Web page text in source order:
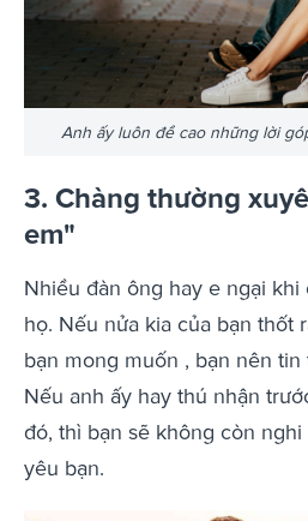
Anh ấy luôn đề cao những lời
3. Chàng thường
em"
Nhiều đàn ông hay e ngại khi
họ. Nếu nửa kia của bạn thốt
bạn mong muốn , bạn nên tin
Nếu anh ấy hay thú nhận
đó, thì bạn sẽ không còn
yêu bạn.